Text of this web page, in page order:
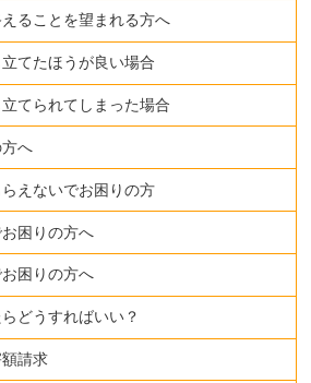
ることを望まれる方へ
てたほうが良い場合
てられてしまった場合
へ
えないでお困りの方
困りの方へ
困りの方へ
どうすればいい？
請求